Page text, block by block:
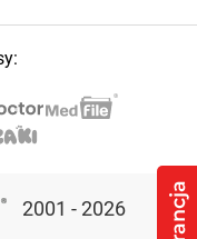
2001 - 2026